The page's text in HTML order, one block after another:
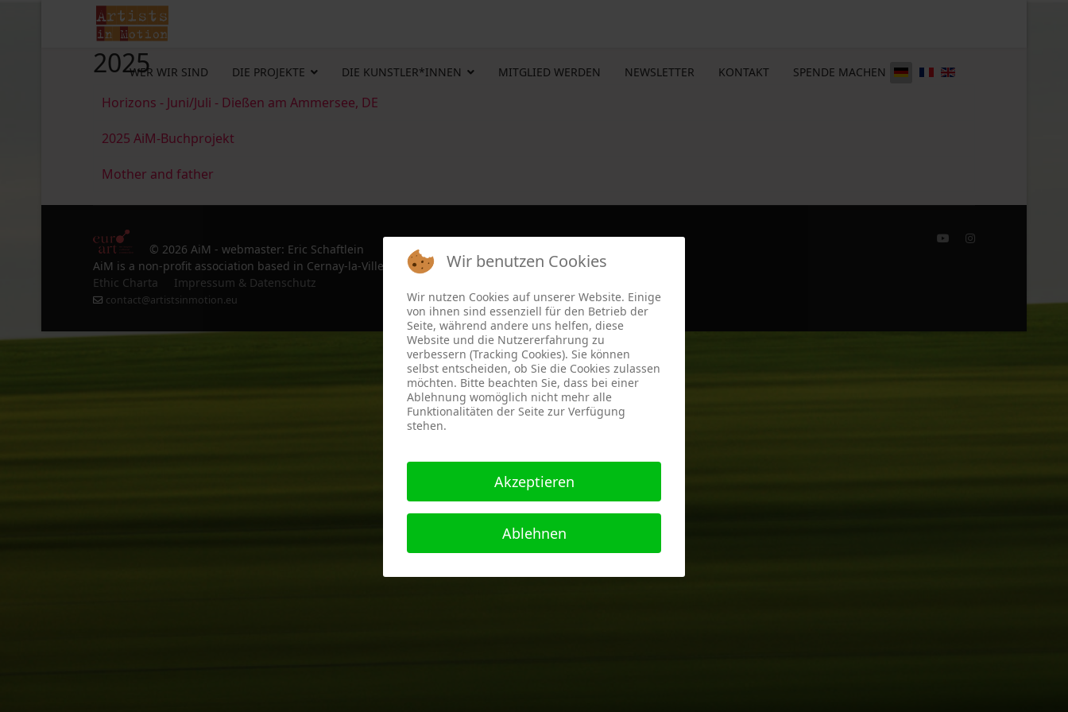
WER WIR SIND DIE PROJEKTE DIE KUNSTLER*INNEN MITGLIED WERDEN NEWSLETTER KONTAKT SPENDE MACHEN
2025
Horizons - Juni/Juli - Dießen am Ammersee, DE
2025 AiM-Buchprojekt
Mother and father
© 2026 AiM - webmaster: Eric Schaftlein
AiM is a non-profit association based in Cernay-la-Ville, France since 2022
Ethic Charta
Impressum & Datenschutz
contact@artistsinmotion.eu
Wir benutzen Cookies
Wir nutzen Cookies auf unserer Website. Einige
von ihnen sind essenziell für den Betrieb der
Seite, während andere uns helfen, diese
Website und die Nutzererfahrung zu
verbessern (Tracking Cookies). Sie können
selbst entscheiden, ob Sie die Cookies zulassen
möchten. Bitte beachten Sie, dass bei einer
Ablehnung womöglich nicht mehr alle
Funktionalitäten der Seite zur Verfügung
stehen.
Akzeptieren
Ablehnen